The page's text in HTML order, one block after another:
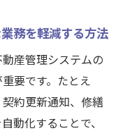
担軽減の実体験
削減を実現する
務を軽減する方法
産管理システムの
要です。たとえ
約更新通知、修繕
動化することで、